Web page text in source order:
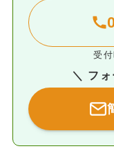
受
＼ フ